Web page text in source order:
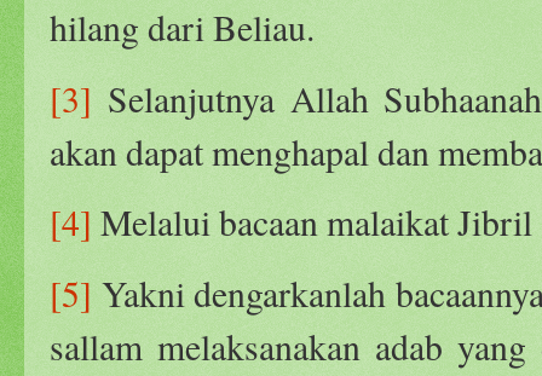
hilang dari Beliau.
[3] Selanjutnya Allah
akan dapat menghapal dan
[4] Melalui bacaan malaikat Jibril
[5] Yakni dengarkanlah
sallam melaksanakan adab